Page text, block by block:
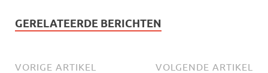
GERELATEERDE BERICHTEN
VORIGE ARTIKEL VOLGENDE ARTIKEL